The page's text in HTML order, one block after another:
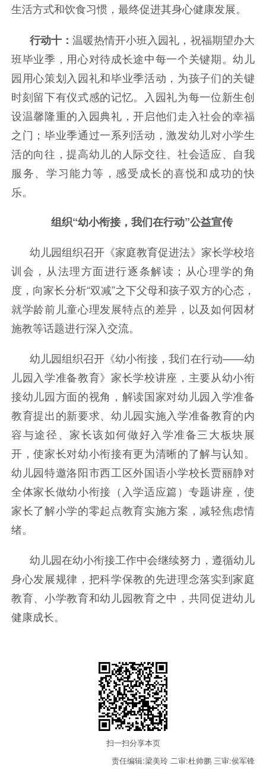
生活方式和饮食习惯，最终促进其身心健康发展。
行动十： 温暖热情开小班入园礼，祝福期望办大
班毕业季，用心对待成长途中每一个关键期。幼儿
园用心策划入园礼和毕业季活动，为孩子们的关键
时刻留下有仪式感的记忆。入园礼为每一位新生创
设温馨隆重的入园典礼，开启他们走入社会的幸福
之门；毕业季通过一系列活动，激发幼儿对小学生
活的向往，提高幼儿的人际交往、社会适应、自我
服务、学习能力等，感受成长的喜悦和成功的快
乐。
组织“幼小衔接，我们在行动”公益宣传
幼儿园组织召开《家庭教育促进法》家长学校培
训会，从法理方面进行逐条解读；从心理学的角
度，向家长分析“双减”之下父母和孩子双方的心态，
就学龄前儿童心理发展特点的差异，以及如何因材
施教等话题进行深入交流。
幼儿园组织召开《幼小衔接，我们在行动——幼
儿园入学准备教育》家长学校讲座，主要从幼小衔
接幼儿园方面的视角，解读国家对幼儿园入学准备
教育提出的新要求、幼儿园实施入学准备教育的内
容与途径、家长该如何做好入学准备三大板块展
开，使家长对幼小衔接有更为清晰的了解与认知。
幼儿园特邀洛阳市西工区外国语小学校长贾丽静对
全体家长做幼小衔接（入学适应篇）专题讲座，使
家长了解小学的零起点教育实施方案，减轻焦虑情
绪。
幼儿园在幼小衔接工作中会继续努力，遵循幼儿
身心发展规律，把科学保教的先进理念落实到家庭
教育、小学教育和幼儿园教育之中，共同促进幼儿
健康成长。
扫一扫分享本页
责任编辑:梁美玲 二审:杜帅鹏 三审:侯军锋